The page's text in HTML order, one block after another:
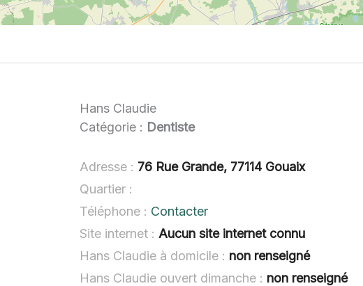
Hans Claudie
Catégorie : Dentiste
Adresse : 76 Rue Grande, 77114 Gouaix
Quartier :
Téléphone : Contacter
Site internet : Aucun site internet connu
Hans Claudie à domicile : non renseigné
Hans Claudie ouvert dimanche : non renseigné